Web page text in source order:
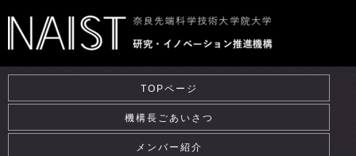
TOPページ
機構長ごあいさつ
メンバー紹介